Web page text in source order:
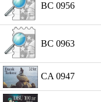
BC 0956
BC 0963
CA 0947